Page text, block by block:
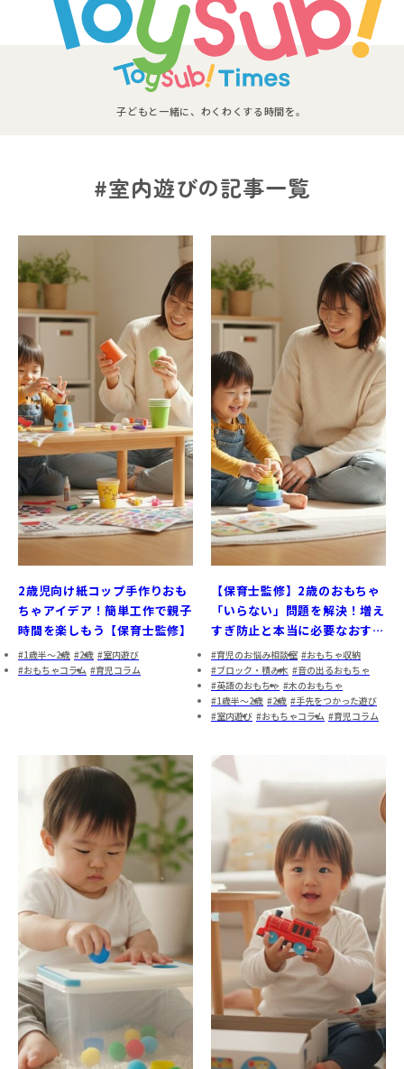
子どもと一緒に、わくわくする時間を。
#室内遊びの記事一覧
2歳児向け紙コップ手作りおも
ちゃアイデア！簡単工作で親子
時間を楽しもう【保育士監修】
1歳半～2歳 2歳
室内遊び
おもちゃコラム
育児コラム
【保育士監修】2歳のおもちゃ
「いらない」問題を解決！増え
すぎ防止と本当に必要なおすす
め5選【2025年最新】
育児のお悩み相談室
おもちゃ収納
ブロック・積み木
音の出るおもちゃ
英語のおもちゃ
木のおもちゃ
1歳半～2歳
2歳
手先をつかった遊び
室内遊び
おもちゃコラム 育児コラム